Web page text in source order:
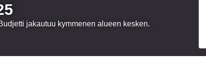
jakautuu kymmenen alueen kesken.